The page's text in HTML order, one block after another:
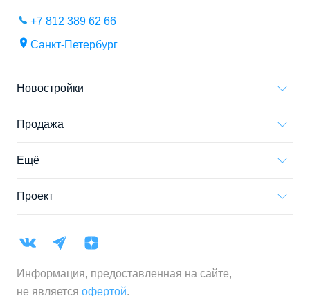
+7 812 389 62 66
Санкт-Петербург
Новостройки
Продажа
Ещё
Проект
Информация, предоставленная на сайте,
не является офертой.